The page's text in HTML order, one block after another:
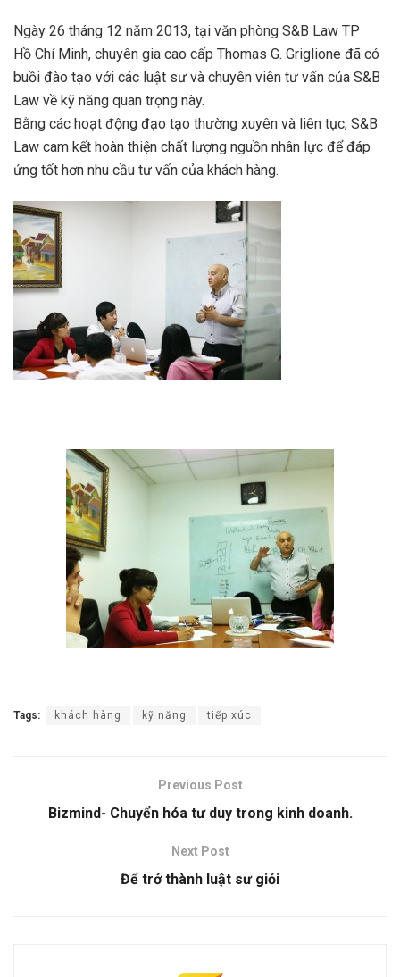
Ngày 26 tháng 12 năm 2013, tại văn phòng S&B Law TP
Hồ Chí Minh, chuyên gia cao cấp Thomas G. Griglione đã có
buồi đào tạo với các luật sư và chuyên viên tư vấn của S&B
Law về kỹ năng quan trọng này.
Bằng các hoạt động đạo tạo thường xuyên và liên tục, S&B
Law cam kết hoàn thiện chất lượng nguồn nhân lực để đáp
ứng tốt hơn nhu cầu tư vấn của khách hàng.
Tags: khách hàng kỹ năng tiếp xúc
Previous Post
Bizmind- Chuyển hóa tư duy trong kinh doanh.
Next Post
Để trở thành luật sư giỏi